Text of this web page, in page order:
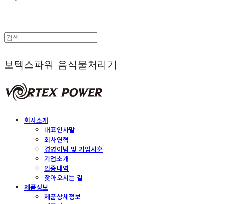
보텍스파워 음식물처리기
회사소개
대표인사말
회사연혁
경영이념 및 기업사훈
기업소개
인증내역
찾아오시는 길
제품정보
제품상세정보